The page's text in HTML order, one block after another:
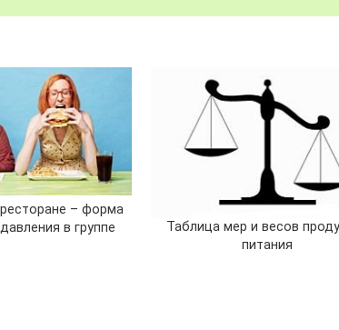
– форма
в группе
Таблица мер и весов
питания